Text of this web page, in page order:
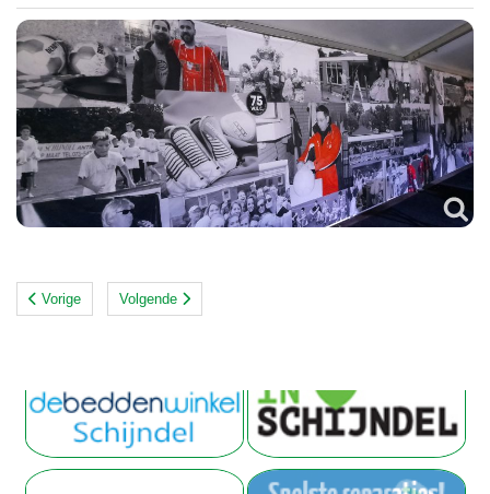
Vorige Volgende